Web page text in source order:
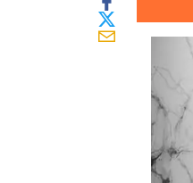
Regendusche
Reizstromgerät
Infrarot-Thermometer
Digitale Zeitschaltuhr
Paketbriefkasten
Fensterkontaktschalter